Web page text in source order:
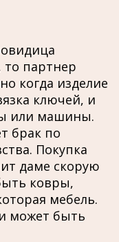
партнер
когда изделие
ключей, и
или машины.
брак по
Покупка
даме скорую
ковры,
мебель.
может быть